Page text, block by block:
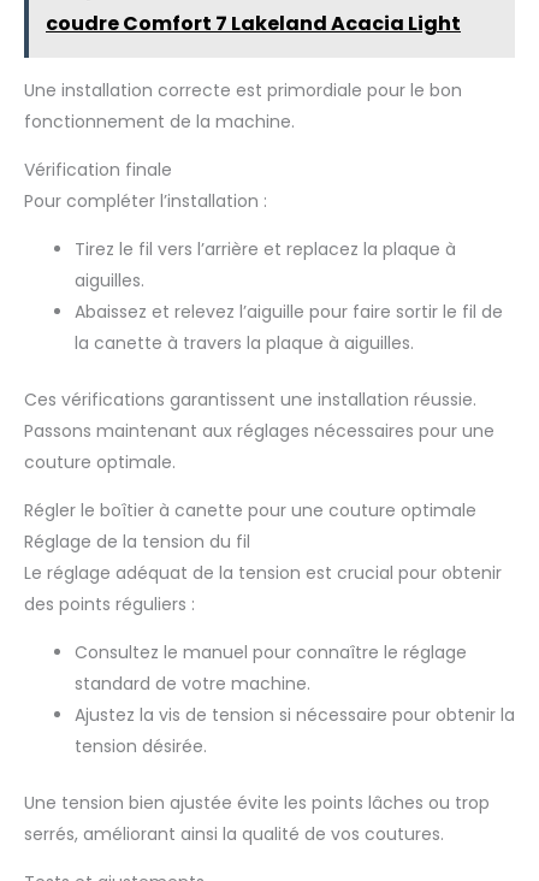
coudre Comfort 7 Lakeland Acacia Light
Une installation correcte est primordiale pour le bon
fonctionnement de la machine.
Vérification finale
Pour compléter l’installation :
Tirez le fil vers l’arrière et replacez la plaque à
aiguilles.
Abaissez et relevez l’aiguille pour faire sortir le fil de
la canette à travers la plaque à aiguilles.
Ces vérifications garantissent une installation réussie.
Passons maintenant aux réglages nécessaires pour une
couture optimale.
Régler le boîtier à canette pour une couture optimale
Réglage de la tension du fil
Le réglage adéquat de la tension est crucial pour obtenir
des points réguliers :
Consultez le manuel pour connaître le réglage
standard de votre machine.
Ajustez la vis de tension si nécessaire pour obtenir la
tension désirée.
Une tension bien ajustée évite les points lâches ou trop
serrés, améliorant ainsi la qualité de vos coutures.